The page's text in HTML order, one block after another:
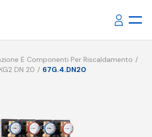
E Componenti Per Riscaldamento
DN 20 67G.4.DN20